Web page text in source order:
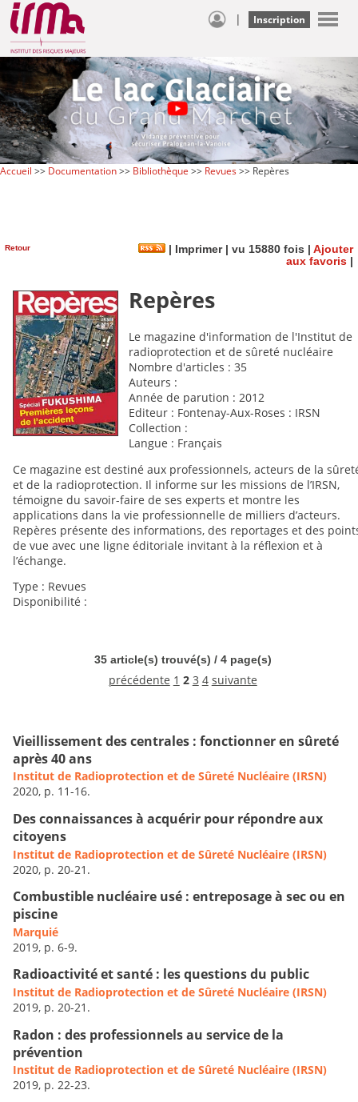
| Inscription
Accueil >> Documentation>> Bibliothèque >> Revues>> Repères
Retour | Imprimer| vu 15880 fois | Ajouter
aux favoris |
Repères
Le magazine d'information de l'Institut de
radioprotection et de sûreté nucléaire
Nombre d'articles : 35
Auteurs :
Année de parution : 2012
Editeur : Fontenay-Aux-Roses : IRSN
Collection :
Langue : Français
Ce magazine est destiné aux professionnels, acteurs de la
et de la radioprotection. Il informe sur les missions de l’IRSN,
témoigne du savoir-faire de ses experts et montre les
applications dans la vie professionnelle de milliers d’acteurs.
Repères présente des informations, des reportages et des
de vue avec une ligne éditoriale invitant à la réflexion et à
l’échange.
Type : Revues
Disponibilité :
35 article(s) trouvé(s) / 4 page(s)
précédente 1 2 3 4 suivante
Vieillissement des centrales : fonctionner en sûreté
après 40 ans
Institut de Radioprotection et de Sûreté Nucléaire (IRSN)
2020, p. 11-16.
Des connaissances à acquérir pour répondre aux
citoyens
Institut de Radioprotection et de Sûreté Nucléaire (IRSN)
2020, p. 20-21.
Combustible nucléaire usé : entreposage à sec ou en
piscine
Marquié
2019, p. 6-9.
Radioactivité et santé : les questions du public
Institut de Radioprotection et de Sûreté Nucléaire (IRSN)
2019, p. 20-21.
Radon : des professionnels au service de la
prévention
Institut de Radioprotection et de Sûreté Nucléaire (IRSN)
2019, p. 22-23.